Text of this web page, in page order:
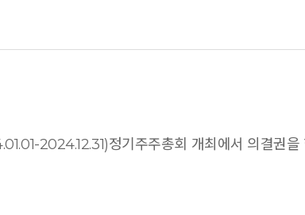
2024.12.31)정기주주총회 개최에서 의결권